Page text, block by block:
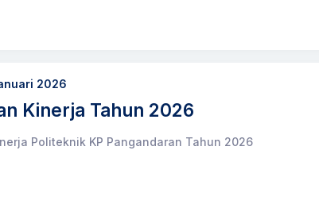
2026
Kinerja Tahun 2026
Politeknik KP Pangandaran Tahun 2026